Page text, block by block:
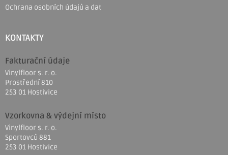
Ochrana osobních údajů a dat
KONTAKTY
Fakturační údaje
Vinylfloor s. r. o.
Prostřední 810
253 01 Hostivice
Vzorkovna & výdejní místo
Vinylfloor s. r. o.
Sportovců 881
253 01 Hostivice